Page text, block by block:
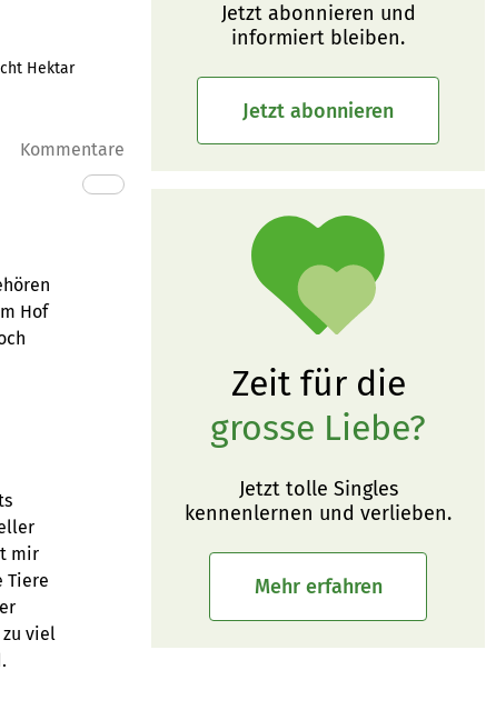
Hektar
Kommentare
Hof
mir
Tiere
viel
Jetzt abonnieren und
informiert bleiben.
Jetzt abonnieren
Zeit für die
grosse Liebe?
Jetzt tolle Singles
kennenlernen und verlieben.
Mehr erfahren